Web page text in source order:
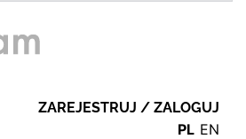
ZAREJESTRUJ / ZALOGUJ
PL EN